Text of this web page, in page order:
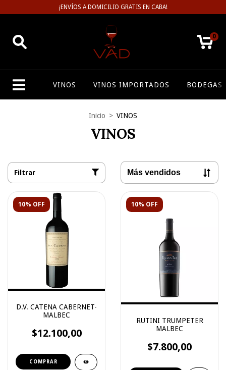
¡ENVÍOS A DOMICILIO GRATIS EN CABA!
0
VINOS VINOS IMPORTADOS BODEGAS
Inicio > VINOS
VINOS
Filtrar
10% OFF
D.V. CATENA CABERNET-
MALBEC
$12.100,00
10% OFF
RUTINI TRUMPETER
MALBEC
$7.800,00